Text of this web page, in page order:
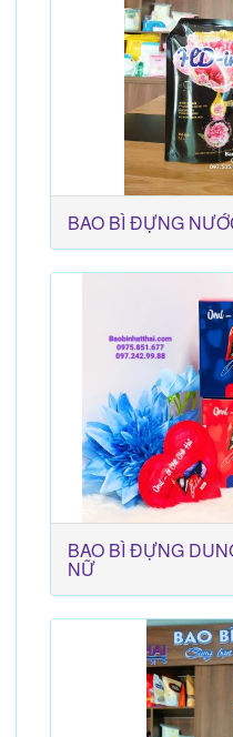
BAO BÌ ĐỰNG
BAO BÌ ĐỰNG
NỮ